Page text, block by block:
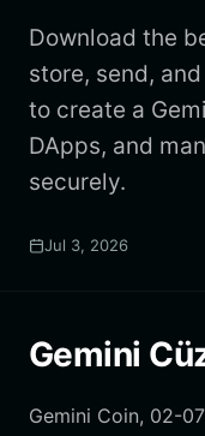
Download the
store, send,
to create a
DApps, and
securely.
Jul 3, 2026
Gemini
Gemini Coin, 02-